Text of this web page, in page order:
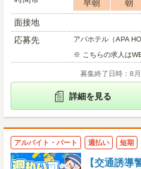
早朝 朝
面接地
応募先
アパホテル（APA
※ こちらの求人は
募集終了日時：8
詳細を見る
アルバイト・パート 週払い 短期
【交通誘